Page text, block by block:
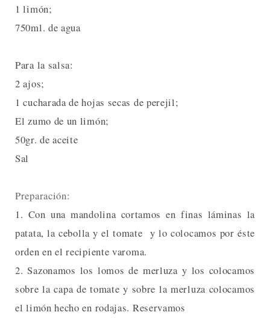
1 limón;
750ml. de agua
Para la salsa:
2 ajos;
1 cucharada de hojas secas de perejil;
El zumo de un limón;
50gr. de aceite
Sal
Preparación:
1. Con una mandolina cortamos en finas láminas la
patata, la cebolla y el tomate y lo colocamos por éste
orden en el recipiente varoma.
2. Sazonamos los lomos de merluza y los colocamos
sobre la capa de tomate y sobre la merluza colocamos
el limón hecho en rodajas. Reservamos